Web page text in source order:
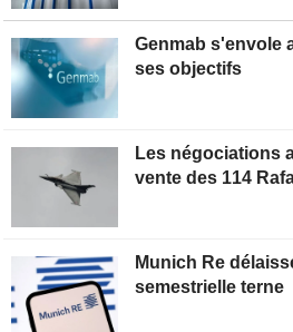
Genmab s'envole
ses objectifs
Les négociations
vente des 114
Munich Re
semestrielle terne